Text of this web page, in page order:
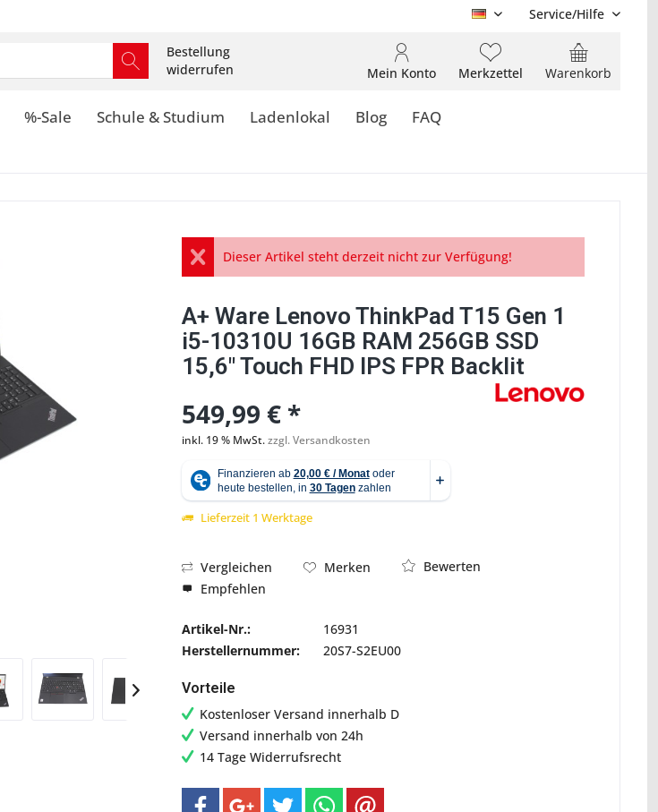
DE Service/Hilfe
Bestellung
widerrufen
Warenkorb
Merkzettel
Mein Konto
%-Sale Schule & Studium Ladenlokal Blog FAQ
Abbildung ähnlich
Dieser Artikel steht derzeit nicht zur Verfügung!
A+ Ware Lenovo ThinkPad T15 Gen 1
i5-10310U 16GB RAM 256GB SSD
15,6" Touch FHD IPS FPR Backlit
549,99 € *
inkl. 19 % MwSt.zzgl. Versandkosten
Lieferzeit 1 Werktage
Vergleichen Merken
Bewerten
Empfehlen
Artikel-Nr.:
16931
Herstellernummer:
20S7-S2EU00
Vorteile
Kostenloser Versand innerhalb D
Versand innerhalb von 24h
14 Tage Widerrufsrecht